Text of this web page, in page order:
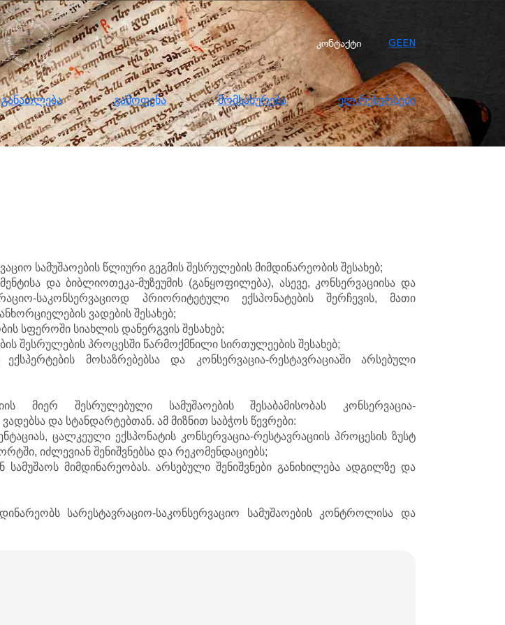
კონტაქტი GEEN
განათლება გამოფენა მომსახურება ელ.რესურსები
გამოფენა მომსახურება ელ.რესურსები
სამუშაოების წლიური გეგმის შესრულების მიმდინარეობის შესახებ;
და ბიბლიოთეკა-მუზეუმის (განყოფილება), ასევე, კონსერვაციისა და
საკონსერვაციოდ პრიორიტეტული ექსპონატების შერჩევის, მათი
ვადების შესახებ;
სფეროში სიახლის დანერგვის შესახებ;
შესრულების პროცესში წარმოქმნილი სირთულეების შესახებ;
მოსაზრებებსა და კონსერვაცია-რესტავრაციაში არსებული
მიერ შესრულებული სამუშაოების შესაბამისობას კონსერვაცია-
და სტანდარტებთან. ამ მიზნით საბჭოს წევრები:
ცალკეული ექსპონატის კონსერვაცია-რესტავრაციის პროცესის ზუსტ
იძლევიან შენიშვნებსა და რეკომენდაციებს;
მიმდინარეობას. არსებული შენიშვნები განიხილება ადგილზე და
სარესტავრაციო-საკონსერვაციო სამუშაოების კონტროლისა და